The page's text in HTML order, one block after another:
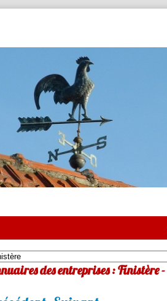
des entreprises : Finistère -